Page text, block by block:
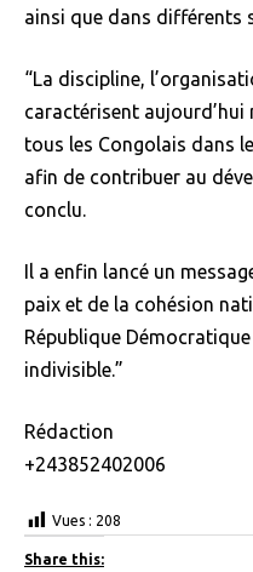
ainsi que dans différents
“La discipline,
caractérisent
tous les Congolais dans
afin de contribuer au
conclu.
Il a enfin lancé un
paix et de la cohésion
République
indivisible.”
Rédaction
+243852402006
Vues : 208
Share this: